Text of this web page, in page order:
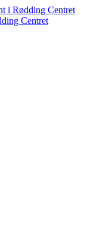
i Rødding Centret
Centret